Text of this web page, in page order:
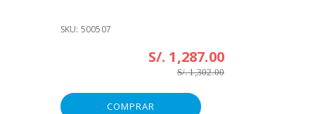
SKU: 500507
S/. 1,302.00
S/. 1,287.00
COMPRAR